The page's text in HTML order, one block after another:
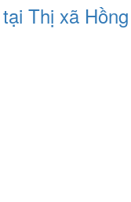
Thị xã Hồng